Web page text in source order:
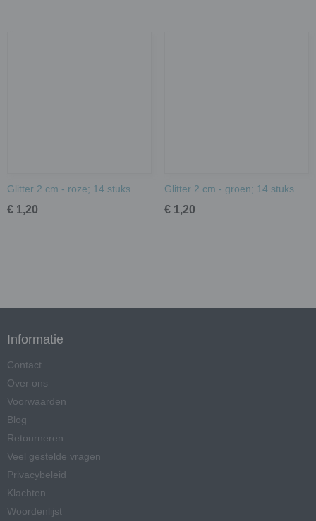
Glitter 2 cm - roze; 14 stuks
€ 1,20
Glitter 2 cm - groen; 14 stuks
€ 1,20
Informatie
Contact
Over ons
Voorwaarden
Blog
Retourneren
Veel gestelde vragen
Privacybeleid
Klachten
Woordenlijst